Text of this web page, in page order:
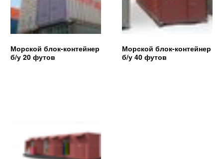
Морской блок-контейнер
б/у 20 футов
Морской блок-контейнер
б/у 40 футов